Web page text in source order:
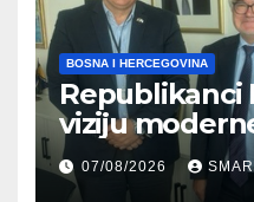
BOSNA I HERCEGOVINA
Republikanci
viziju
Hercegovine
Njemačke
07/08/2026